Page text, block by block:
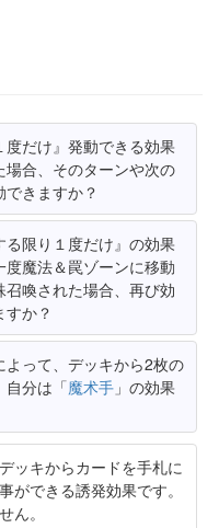
度だけ』発動できる効果
合、そのターンや次の
きますか？
限り１度だけ』の効果
魔法＆罠ゾーンに移動
召喚された場合、再び効
か？
よって、デッキから2枚の
自分は「魔术手 」の効果
ッキからカードを手札に
ができる誘発効果です。
ん。